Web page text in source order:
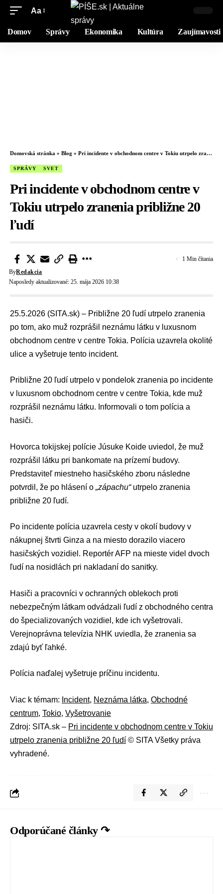
Aa
Domov Správy Ekonomika Kultúra Zaujímavosti
Domovská stránka » Blog » Pri incidente v obchodnom centre v Tokiu utrpelo zranenia približne 20 ľudí
SPRÁVY SVET
Pri incidente v obchodnom centre v
Tokiu utrpelo zranenia približne 20
ľudí
Naposledy aktualizované: 25. mája 2026 10:38
ByRedakcia
1 Min čítania
25.5.2026 (SITA.sk) – Približne 20 ľudí utrpelo zranenia
po tom, ako muž rozprášil neznámu látku v luxusnom
obchodnom centre v centre Tokia. Polícia uzavrela okolité
ulice a vyšetruje tento incident.
Približne 20 ľudí utrpelo v pondelok zranenia po incidente
v luxusnom obchodnom centre v centre Tokia, kde muž
rozprášil neznámu látku. Informovali o tom polícia a
hasiči.
Hovorca tokijskej polície Júsuke Koide uviedol, že muž
rozprášil látku pri bankomate na prízemí budovy.
Predstaviteľ miestneho hasičského zboru následne
potvrdil, že po hlásení o „zápachu“utrpelo zranenia
približne 20 ľudí.
Po incidente polícia uzavrela cesty v okolí budovy v
nákupnej štvrti Ginza a na miesto dorazilo viacero
hasičských vozidiel. Reportér AFP na mieste videl dvoch
ľudí na nosidlách pri nakladaní do sanitky.
Hasiči a pracovníci v ochranných oblekoch proti
nebezpečným látkam odvádzali ľudí z obchodného centra
do špecializovaných vozidiel, kde ich vyšetrovali.
Verejnoprávna televízia NHK uviedla, že zranenia sa
zdajú byť ľahké.
Polícia naďalej vyšetruje príčinu incidentu.
Viac k témam: Incident, Neznáma látka, Obchodné
centrum, Tokio, Vyšetrovanie
Zdroj: SITA.sk – Pri incidente v obchodnom centre v Tokiu
utrpelo zranenia približne 20 ľudí © SITA Všetky práva
vyhradené.
Odporúčané články ↷